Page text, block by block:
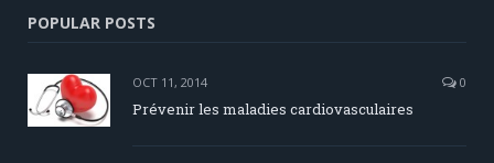
POPULAR POSTS
OCT 11, 2014 0
Prévenir les maladies cardiovasculaires